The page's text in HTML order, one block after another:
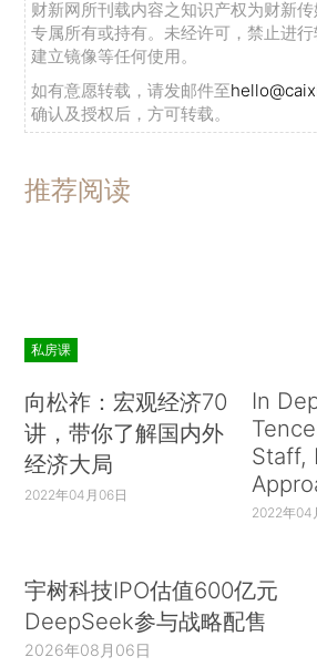
财新网所刊载内容之知识产权为财新
专属所有或持有。未经许可，禁止进
建立镜像等任何使用。
如有意愿转载，请发邮件至
确认及授权后，方可转载。
推荐阅读
私房课
向松祚：宏观经济70
讲，带你了解国内外
经济大局
2022年04月06日
In
Staff,
2022年04
宇树科技IPO估值600亿元
DeepSeek参与战略配售
2026年08月06日